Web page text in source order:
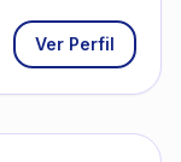
Ver Perfil